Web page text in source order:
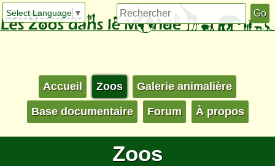
Select Language ▼
Accueil Zoos Galerie animalière
Base documentaire Forum À propos
Zoos